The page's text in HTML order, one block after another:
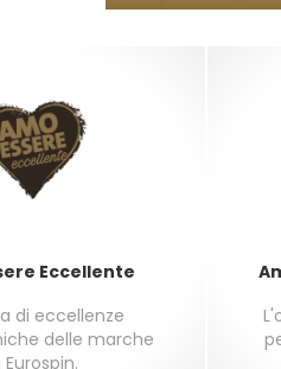
Eccellente
di eccellenze
delle marche
Eurospin.